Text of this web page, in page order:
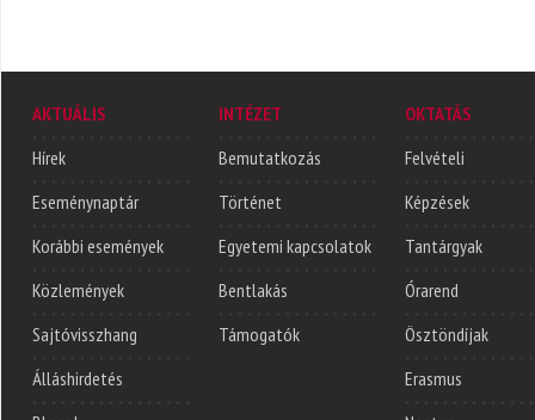
AKTUÁLIS
Hírek
Eseménynaptár
Korábbi események
Közlemények
Sajtóvisszhang
Álláshirdetés
INTÉZET
Bemutatkozás
Történet
Egyetemi kapcsolatok
Bentlakás
Támogatók
OKTATÁS
Felvételi
Képzések
Tantárgyak
Órarend
Ösztöndíjak
Erasmus